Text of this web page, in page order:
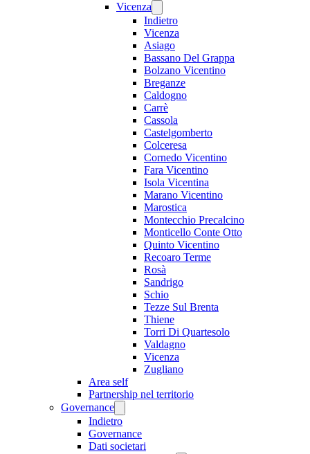
Vicenza
Indietro
Vicenza
Asiago
Bassano Del Grappa
Bolzano Vicentino
Breganze
Caldogno
Carrè
Cassola
Castelgomberto
Colceresa
Cornedo Vicentino
Fara Vicentino
Isola Vicentina
Marano Vicentino
Marostica
Montecchio Precalcino
Monticello Conte Otto
Quinto Vicentino
Recoaro Terme
Rosà
Sandrigo
Schio
Tezze Sul Brenta
Thiene
Torri Di Quartesolo
Valdagno
Vicenza
Zugliano
Area self
Partnership nel territorio
Governance
Indietro
Governance
Dati societari